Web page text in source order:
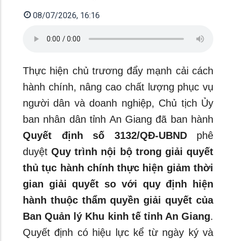
08/07/2026, 16:16
Thực hiện chủ trương đẩy mạnh cải cách
hành chính, nâng cao chất lượng phục vụ
người dân và doanh nghiệp, Chủ tịch Ủy
ban nhân dân tỉnh An Giang đã ban hành
Quyết định số 3132/QĐ-UBNDphê
duyệtQuy trình nội bộ trong giải quyết
thủ tục hành chính thực hiện giảm thời
gian giải quyết so với quy định hiện
hành thuộc thẩm quyền giải quyết của
Ban Quản lý Khu kinh tế tỉnh An Giang.
Quyết định có hiệu lực kể từ ngày ký và